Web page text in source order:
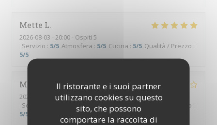
Il ristorante e i suoi partner
utilizzano cookies su questo
sito, che possono
comportare la raccolta di
Mette L
2026-08-03 - 20:00 - Ospiti 5
Servizio : 5/5 Atmosfera : 5/5 Cucina : 5/5 Qualità / Prezzo :
5/5
Michel
2026-08-05
- 20:00 - Ospiti 4
Servizio
Atmosfera :4/5 Cucina: 4 /5 Qualità / Prezzo :
5/5